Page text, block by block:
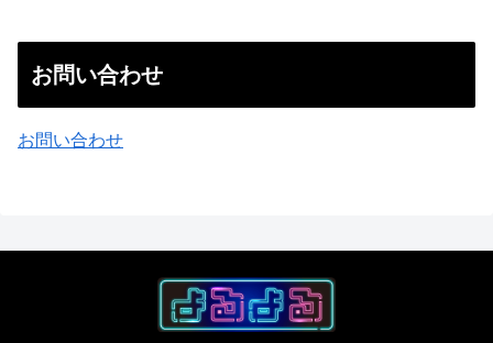
お問い合わせ
お問い合わせ